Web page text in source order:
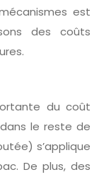
est
des coûts
du coût
le reste de
s’applique
De plus, des